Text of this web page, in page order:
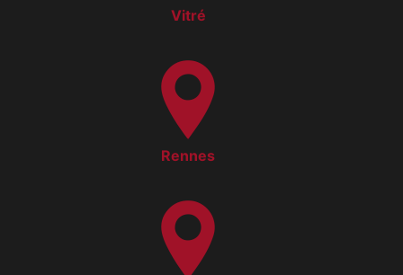
Vitré
Rennes